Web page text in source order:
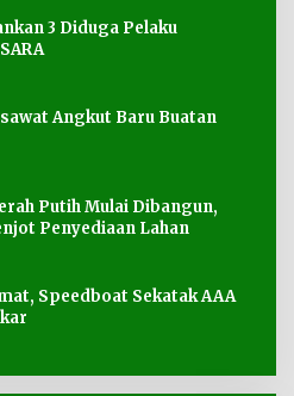
3 Diduga Pelaku
Angkut Baru Buatan
Putih Mulai Dibangun,
Penyediaan Lahan
Speedboat Sekatak AAA